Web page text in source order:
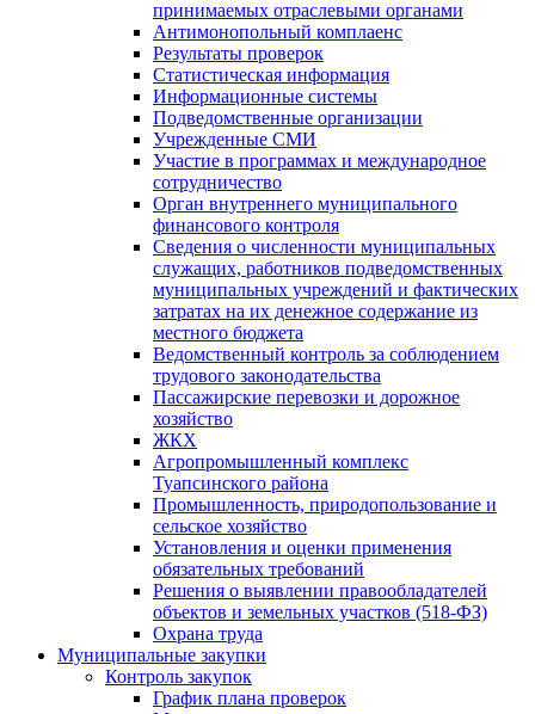
принимаемых отраслевыми органами
Антимонопольный комплаенс
Результаты проверок
Статистическая информация
Информационные системы
Подведомственные организации
Учрежденные СМИ
Участие в программах и международное
сотрудничество
Орган внутреннего муниципального
финансового контроля
Сведения о численности муниципальных
служащих, работников подведомственных
муниципальных учреждений и фактических
затратах на их денежное содержание из
местного бюджета
Ведомственный контроль за соблюдением
трудового законодательства
Пассажирские перевозки и дорожное
хозяйство
ЖКХ
Агропромышленный комплекс
Туапсинского района
Промышленность, природопользование и
сельское хозяйство
Установления и оценки применения
обязательных требований
Решения о выявлении правообладателей
объектов и земельных участков (518-ФЗ)
Охрана труда
Муниципальные закупки
Контроль закупок
График плана проверок